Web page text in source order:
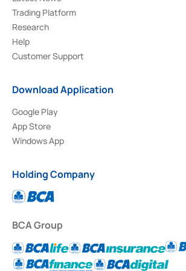
Trading Platform
Research
Help
Customer Support
Download Application
Google Play
App Store
Windows App
Holding Company
BCA Group